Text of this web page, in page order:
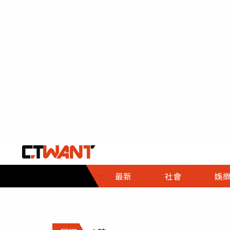
::: 最新 社會
社會首頁
時事
調查
娛樂
娛樂首頁
即時
財經首頁
熱線
政